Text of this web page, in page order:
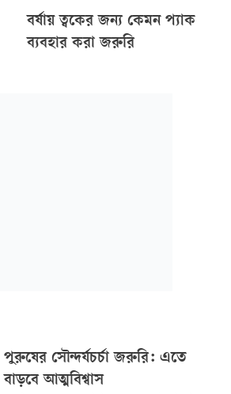
বর্ষায় ত্বকের জন্য কেমন প্যাক
ব্যবহার করা জরুরি
পুরুষের সৌন্দর্যচর্চা জরুরি: এতে
বাড়বে আত্মবিশ্বাস